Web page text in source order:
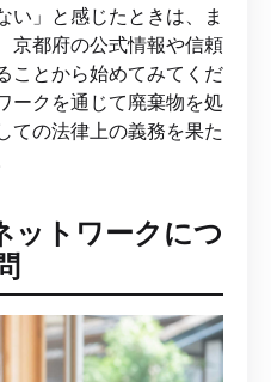
い」と感じたときは、ま
京都府の公式情報や信頼
ことから始めてみてくだ
ークを通じて廃棄物を処
ての法律上の義務を果た
ットワークにつ